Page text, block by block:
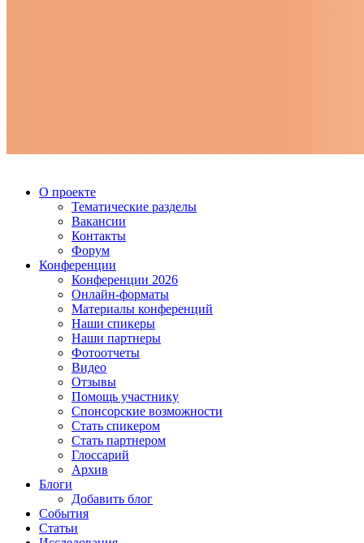
О проекте
Тематические разделы
Вакансии
Контакты
Форум
Конференции
Конференции 2026
Онлайн-форматы
Материалы конференций
Наши спикеры
Наши партнеры
Фотоотчеты
Видео
Отзывы
Помощь участнику
Спонсорские возможности
Стать спикером
Стать партнером
Глоссарий
Архив
Блоги
Добавить блог
События
Статьи